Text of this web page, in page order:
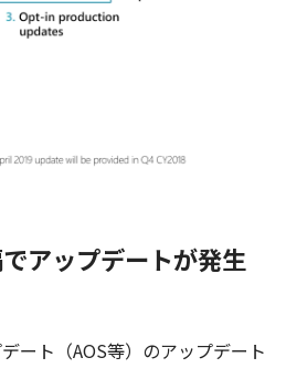
アップデートが発生
ート（AOS等）のアップデート